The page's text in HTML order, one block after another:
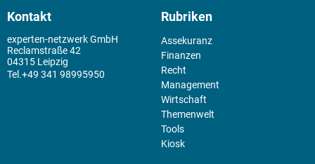
Kontakt
experten-netzwerk GmbH
Reclamstraße 42
04315 Leipzig
+49 341 98995950
Rubriken
Assekuranz
Finanzen
Recht
Management
Wirtschaft
Themenwelt
Tools
Kiosk